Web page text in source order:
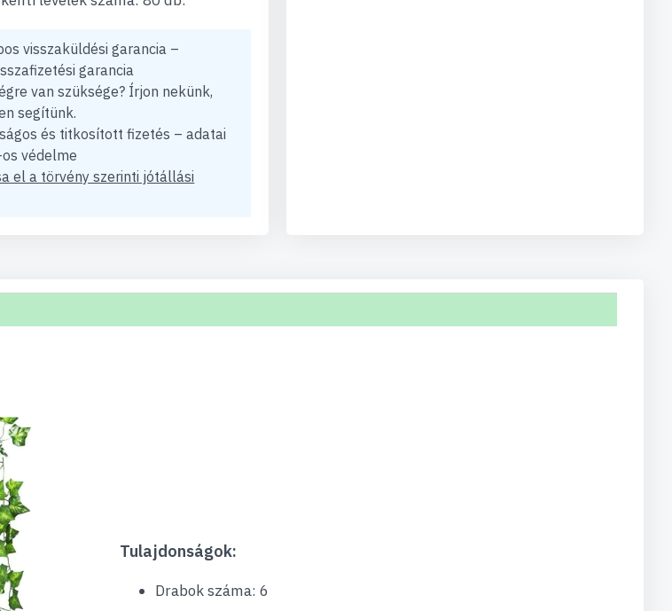
visszaküldési garancia –
garancia
van szüksége? Írjon nekünk,
segítünk.
és titkosított fizetés – adatai
védelme
el a törvény szerinti jótállási
Tulajdonságok:
Drabok száma: 6